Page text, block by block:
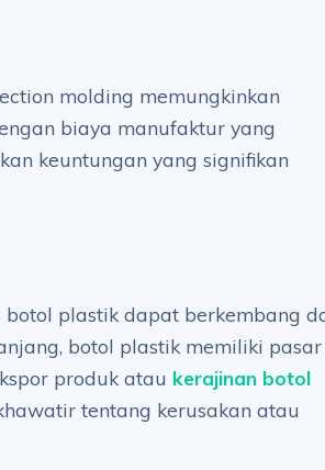
molding memungkinkan
biaya manufaktur yang
keuntungan yang signifikan
plastik dapat berkembang
botol plastik memiliki pasar
produk atau kerajinan botol
tentang kerusakan atau